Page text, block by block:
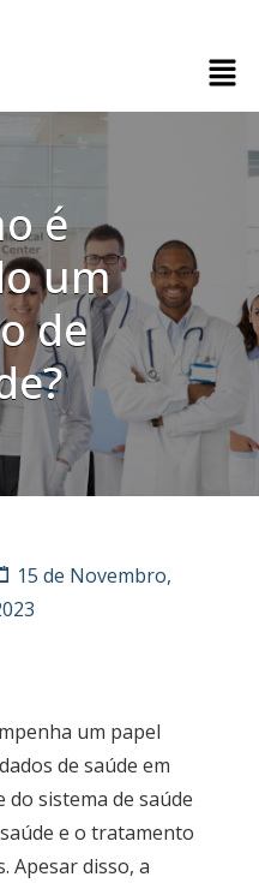
é
um
de
15 de Novembro,
um papel
de saúde em
do sistema de saúde
e o tratamento
Apesar disso, a